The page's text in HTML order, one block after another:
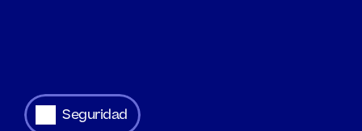
Seguridad